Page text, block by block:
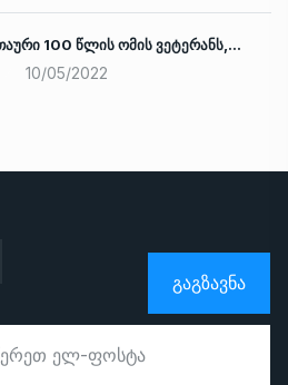
100 წლის ომის ვეტერანს,…
10/05/2022
ᲒᲐᲒᲖᲐᲕᲜᲐ